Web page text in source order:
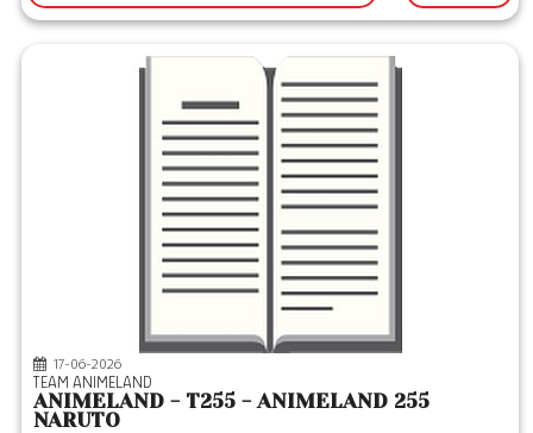
17-06-2026
TEAM ANIMELAND
ANIMELAND - T255 - ANIMELAND 255
NARUTO